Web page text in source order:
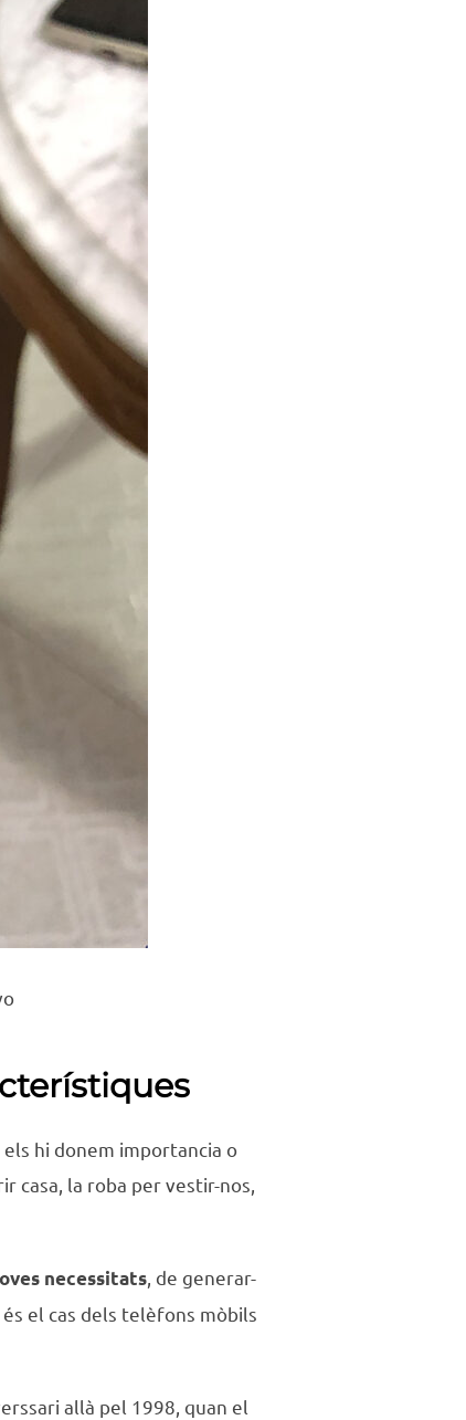
hi donem importancia o
casa, la roba per vestir-nos,
necessitats , de generar-
el cas dels telèfons mòbils
allà pel 1998, quan el